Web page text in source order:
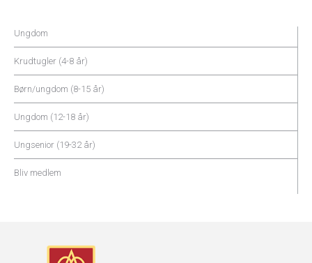
Ungdom
Krudtugler (4-8 år)
Børn/ungdom (8-15 år)
Ungdom (12-18 år)
Ungsenior (19-32 år)
Bliv medlem